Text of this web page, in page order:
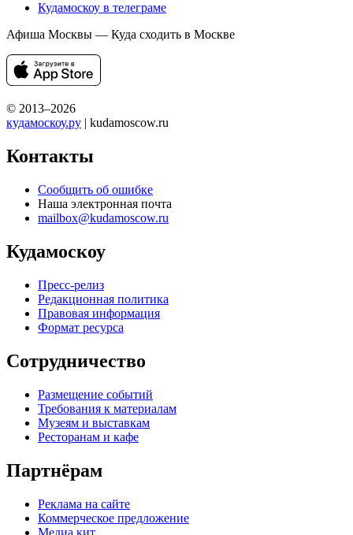
Кудамоскоу в телеграме
Афиша Москвы — Куда сходить в Москве
© 2013–2026
кудамоскоу.ру | kudamoscow.ru
Контакты
Сообщить об ошибке
Наша электронная почта
mailbox@kudamoscow.ru
Кудамоскоу
Пресс-релиз
Редакционная политика
Правовая информация
Формат ресурса
Сотрудничество
Размещение событий
Требования к материалам
Музеям и выставкам
Ресторанам и кафе
Партнёрам
Реклама на сайте
Коммерческое предложение
Медиа кит